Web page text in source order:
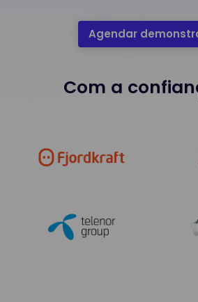
Agendar
Com a